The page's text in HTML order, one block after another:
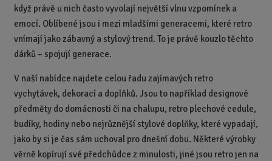
č
t
když právě u nich často vyvolají největší vlnu vzpomínek a
emocí. Oblíbené jsou i mezi mladšími generacemi, které retro
vnímají jako zábavný a stylový trend. To je právě kouzlo těchto
dárků – spojují generace.
V naší nabídce najdete celou řadu zajímavých retro
vychytávek, dekorací a doplňků. Jsou to například designové
předměty do domácnosti či na chalupu, retro plechové cedule,
budíky, hodiny nebo nejrůznější stylové doplňky, které vypadají,
jako by si je čas sám uchoval pro dnešní dobu. Některé výrobky
věrně kopírují své předchůdce z minulosti, jiné jsou retro jen na